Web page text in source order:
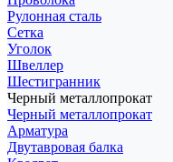
Рулонная сталь
Сетка
Уголок
Швеллер
Шестигранник
Черный металлопрокат
Черный металлопрокат
Арматура
Двутавровая балка